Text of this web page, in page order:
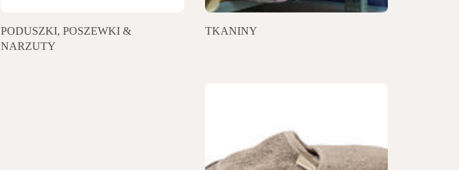
PODUSZKI, POSZEWKI &
NARZUTY
TKANINY